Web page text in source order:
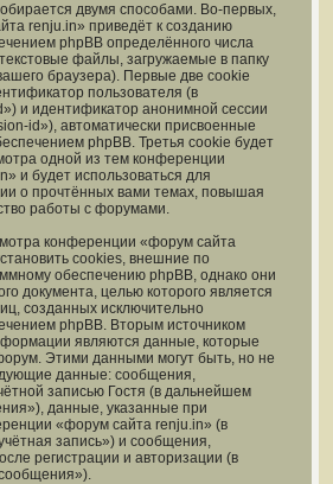
двумя способами. Во-первых,
renju.in» приведёт к созданию
phpBB определённого числа
файлы, загружаемые в папку
браузера). Первые две cookie
пользователя (в
и идентификатор анонимной сессии
id»), автоматически присвоенные
phpBB. Третья cookie будет
одной из тем конференции
и будет использоваться для
о прочтённых вами темах, повышая
работы с форумами.
конференции «форум сайта
cookies, внешние по
обеспечению phpBB, однако они
документа, целью которого является
созданных исключительно
phpBB. Вторым источником
являются данные, которые
Этими данными могут быть, но не
данные: сообщения,
записью Гостя (в дальнейшем
данные, указанные при
«форум сайта renju.in» (в
запись») и сообщения,
регистрации и авторизации (в